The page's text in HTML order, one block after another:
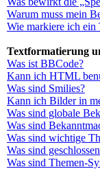
Warum muss mein
Wie markiere ich ein
Textformatierung
Was ist BBCode?
Kann ich HTML
Was sind Smilies?
Kann ich Bilder in
Was sind globale
Was sind
Was sind wichtige
Was sind
Was sind Themen-